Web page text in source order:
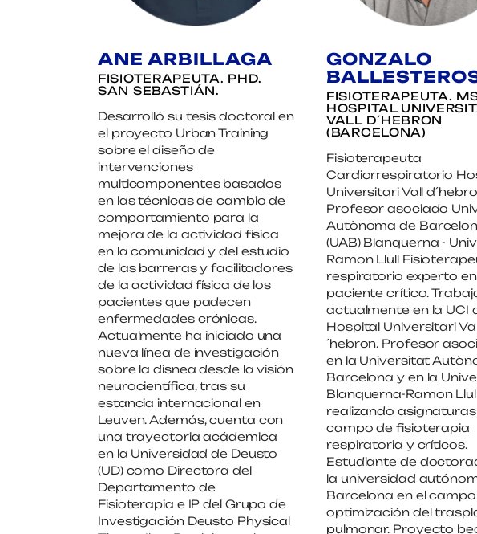
ANE ARBILLAGA
FISIOTERAPEUTA. PHD.
SAN SEBASTIÁN.
Desarrolló su tesis doctoral en
el proyecto Urban Training
sobre el diseño de
intervenciones
multicomponentes basados
en las técnicas de cambio de
comportamiento para la
mejora de la actividad física
en la comunidad y del estudio
de las barreras y facilitadores
de la actividad física de los
pacientes que padecen
enfermedades crónicas.
Actualmente ha iniciado una
nueva línea de investigación
sobre la disnea desde la visión
neurocientífica, tras su
estancia internacional en
Leuven. Además, cuenta con
una trayectoria acádemica
en la Universidad de Deusto
(UD) como Directora del
Departamento de
Fisioterapia e IP del Grupo de
Investigación Deusto Physical
GONZALO
FISIOTERAPEUTA.
HOSPITAL
VALL D´HEBRON
(BARCELONA)
Fisioterapeuta
Cardiorrespiratorio
Universitari Vall
Profesor asociado
Autònoma de
(UAB) Blanquerna -
Ramon Llull
respiratorio experto en
paciente crítico.
actualmente en la UCI
Hospital Universitari
´hebron. Profesor
en la Universitat
Barcelona y en la
Blanquerna-Ramon
realizando asignaturas
campo de fisioterapia
respiratoria y críticos.
Estudiante de
la universidad
Barcelona en el campo
optimización del
pulmonar. Proyecto